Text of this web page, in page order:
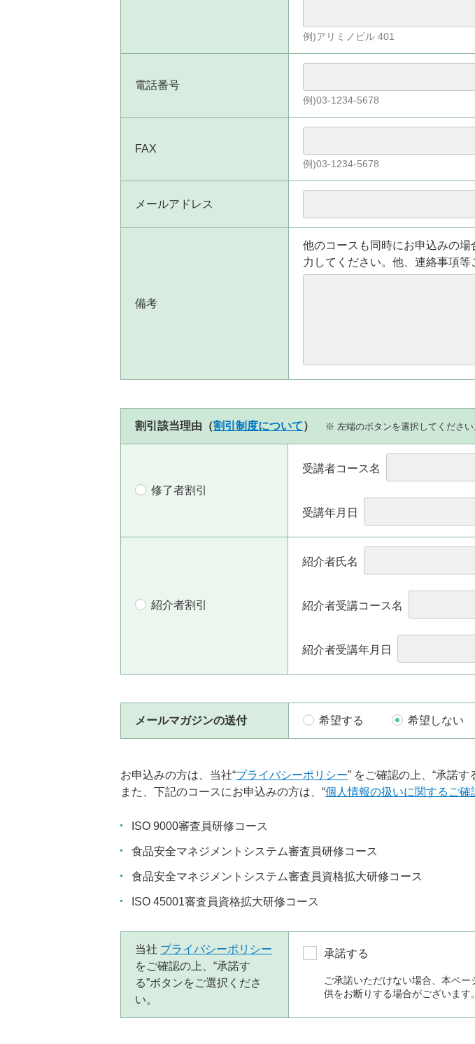
例)アリミノビル 401
電話番号
例)03-1234-5678
FAX
例)03-1234-5678
メールアドレス
備考
他のコースも同時にお申込みの
力してください。他、連絡事項等
割引該当理由（割引制度について） ※ 左端のボタンを選択してください
修了者割引
受講者コース名
受講年月日
紹介者割引
紹介者氏名
紹介者受講コース名
紹介者受講年月日
メールマガジンの送付 希望する 希望しない
お申込みの方は、当社“プライバシーポリシー” をご確認の上、“承諾す
また、下記のコースにお申込みの方は、“個人情報の扱いに関するご確
ISO 9000審査員研修コース
食品安全マネジメントシステム審査員研修コース
食品安全マネジメントシステム審査員資格拡大研修コース
ISO 45001審査員資格拡大研修コース
当社 プライバシーポリシー
をご確認の上、“承諾す
る”ボタンをご選択くださ
い。
承諾する
ご承諾いただけない場合、本ペ
供をお断りする場合がございます